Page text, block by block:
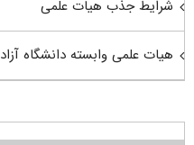
شرایط جذب هیات علمی
هیات علمی وابسته دانشگاه آزاد